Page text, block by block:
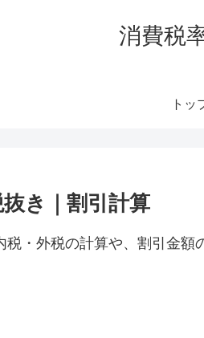
消費税
トッ
き｜割引計算
・外税の計算や、割引金額